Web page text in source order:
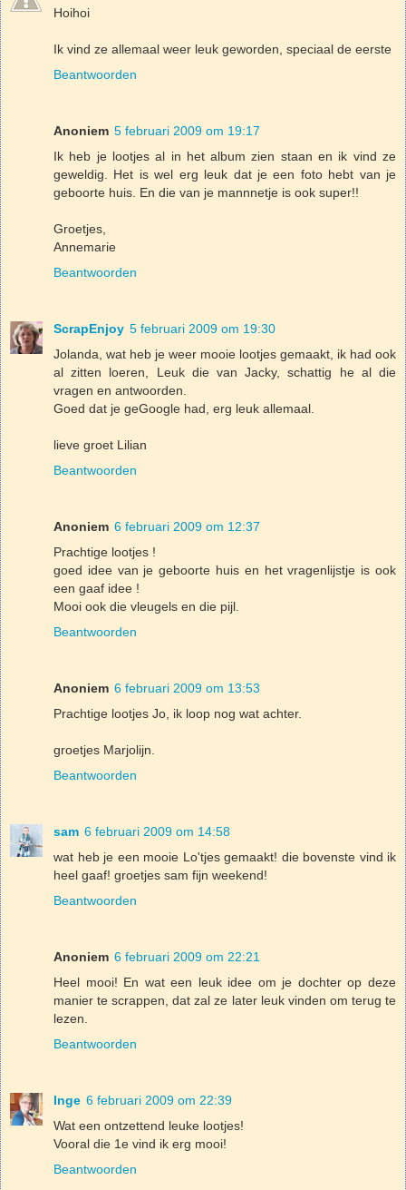
Hoihoi
Ik vind ze allemaal weer leuk geworden, speciaal de eerste
Beantwoorden
Anoniem 5 februari 2009 om 19:17
Ik heb je lootjes al in het album zien staan en ik vind ze
geweldig. Het is wel erg leuk dat je een foto hebt van je
geboorte huis. En die van je mannnetje is ook super!!
Groetjes,
Annemarie
Beantwoorden
ScrapEnjoy 5 februari 2009 om 19:30
Jolanda, wat heb je weer mooie lootjes gemaakt, ik had ook
al zitten loeren, Leuk die van Jacky, schattig he al die
vragen en antwoorden.
Goed dat je geGoogle had, erg leuk allemaal.
lieve groet Lilian
Beantwoorden
Anoniem 6 februari 2009 om 12:37
Prachtige lootjes !
goed idee van je geboorte huis en het vragenlijstje is ook
een gaaf idee !
Mooi ook die vleugels en die pijl.
Beantwoorden
Anoniem 6 februari 2009 om 13:53
Prachtige lootjes Jo, ik loop nog wat achter.
groetjes Marjolijn.
Beantwoorden
sam 6 februari 2009 om 14:58
wat heb je een mooie Lo'tjes gemaakt! die bovenste vind ik
heel gaaf! groetjes sam fijn weekend!
Beantwoorden
Anoniem 6 februari 2009 om 22:21
Heel mooi! En wat een leuk idee om je dochter op deze
manier te scrappen, dat zal ze later leuk vinden om terug te
lezen.
Beantwoorden
Inge 6 februari 2009 om 22:39
Wat een ontzettend leuke lootjes!
Vooral die 1e vind ik erg mooi!
Beantwoorden